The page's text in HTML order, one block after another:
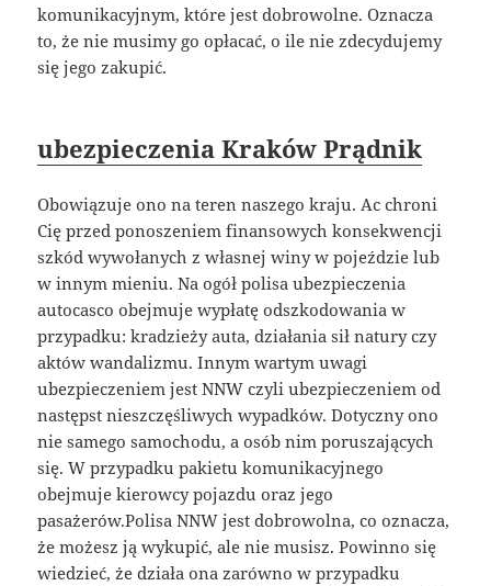
komunikacyjnym, które jest dobrowolne. Oznacza
to, że nie musimy go opłacać, o ile nie zdecydujemy
się jego zakupić.
ubezpieczenia Kraków Prądnik
Obowiązuje ono na teren naszego kraju. Ac chroni
Cię przed ponoszeniem finansowych konsekwencji
szkód wywołanych z własnej winy w pojeździe lub
w innym mieniu. Na ogół polisa ubezpieczenia
autocasco obejmuje wypłatę odszkodowania w
przypadku: kradzieży auta, działania sił natury czy
aktów wandalizmu. Innym wartym uwagi
ubezpieczeniem jest NNW czyli ubezpieczeniem od
następst nieszczęśliwych wypadków. Dotyczny ono
nie samego samochodu, a osób nim poruszających
się. W przypadku pakietu komunikacyjnego
obejmuje kierowcy pojazdu oraz jego
pasażerów.Polisa NNW jest dobrowolna, co oznacza,
że możesz ją wykupić, ale nie musisz. Powinno się
wiedzieć, że działa ona zarówno w przypadku